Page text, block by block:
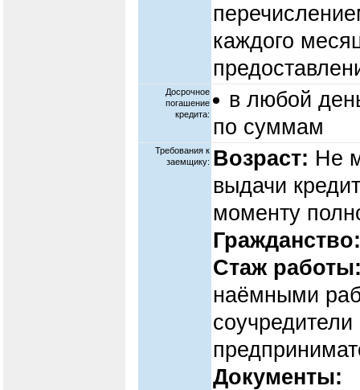
каждого
Досрочное
погашение
кредита:
в любой
по суммам
Требования к
заемщику: Возраст: Не
выдачи
моменту
Гражданство:
Стаж
наёмными
Документы: